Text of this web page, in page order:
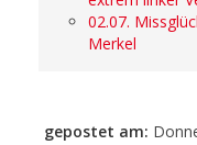
02.07.
Merkel
gepostet am: